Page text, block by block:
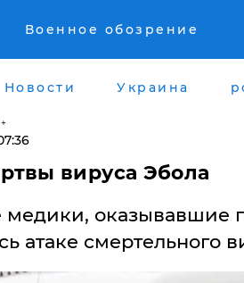
Военное обозрение
Новости Украина
вируса Эбола
медики, оказывавшие
атаке смертельного